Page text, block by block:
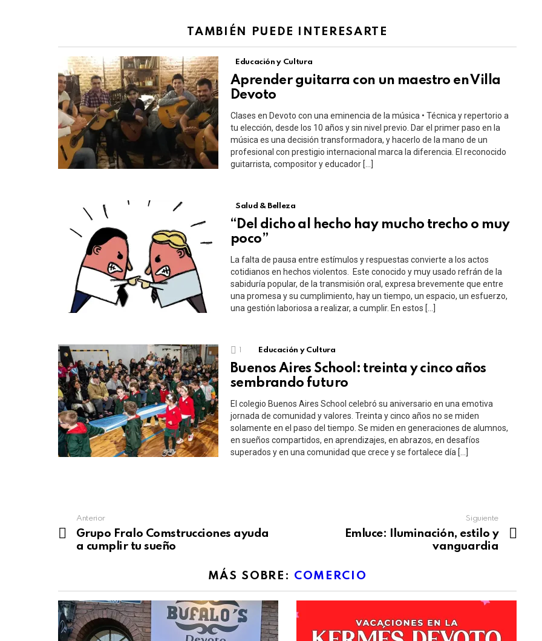
TAMBIÉN PUEDE INTERESARTE
Educación y Cultura
Aprender guitarra con un maestro en Villa
Devoto
Clases en Devoto con una eminencia de la música • Técnica y repertorio a
tu elección, desde los 10 años y sin nivel previo. Dar el primer paso en la
música es una decisión transformadora, y hacerlo de la mano de un
profesional con prestigio internacional marca la diferencia. El reconocido
guitarrista, compositor y educador […]
Salud & Belleza
“Del dicho al hecho hay mucho trecho o muy
poco”
La falta de pausa entre estímulos y respuestas convierte a los actos
cotidianos en hechos violentos. Este conocido y muy usado refrán de la
sabiduría popular, de la transmisión oral, expresa brevemente que entre
una promesa y su cumplimiento, hay un tiempo, un espacio, un esfuerzo,
una gestión laboriosa a realizar, a cumplir. En estos […]
Educación y Cultura
Buenos Aires School: treinta y cinco años
sembrando futuro
El colegio Buenos Aires School celebró su aniversario en una emotiva
jornada de comunidad y valores. Treinta y cinco años no se miden
solamente en el paso del tiempo. Se miden en generaciones de alumnos,
en sueños compartidos, en aprendizajes, en abrazos, en desafíos
superados y en una comunidad que crece y se fortalece día […]
more
Anterior
Grupo Fralo Comstrucciones ayuda
a cumplir tu sueño
Siguiente
Emluce: Iluminación, estilo y
vanguardia
MÁS SOBRE: COMERCIO